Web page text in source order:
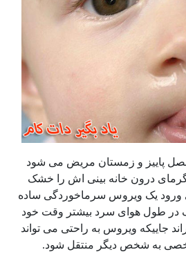
پاییز و زمستان مریض می شود
درون خانه بینی اش را خشک
ورود یک ویروس سرماخوردگی ساده
در طول هوای سرد بیشتر وقت خود
جاییکه ویروس به راحتی می تواند
به شخص دیگر منتقل شود.